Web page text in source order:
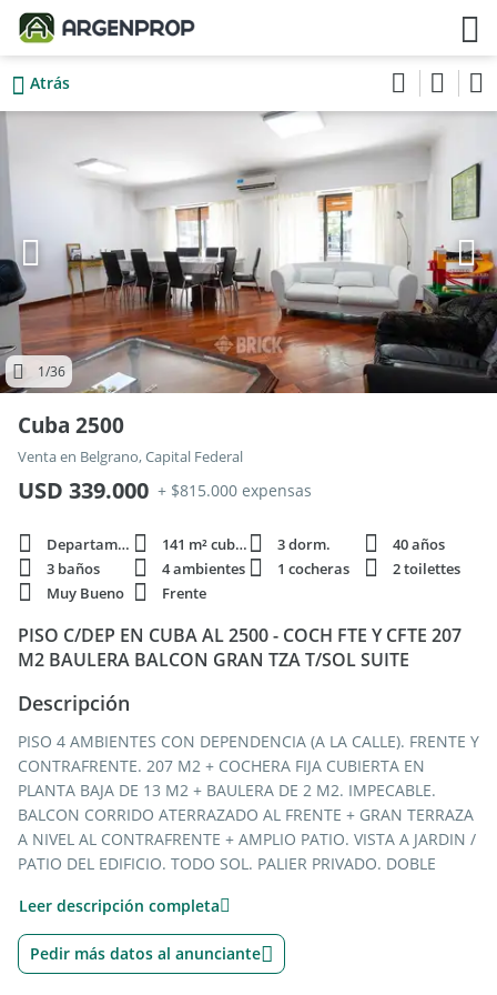
Atrás
1/36
Cuba 2500
Venta en Belgrano, Capital Federal
USD 339.000 + $815.000 expensas
Departamento 141 m² cubie. 3 dorm.
40 años
3 baños
4 ambientes 1 cocheras
2 toilettes
Muy Bueno
Frente
PISO C/DEP EN CUBA AL 2500 - COCH FTE Y CFTE 207
M2 BAULERA BALCON GRAN TZA T/SOL SUITE
Descripción
PISO 4 AMBIENTES CON DEPENDENCIA (A LA CALLE). FRENTE Y
CONTRAFRENTE. 207 M2 + COCHERA FIJA CUBIERTA EN
PLANTA BAJA DE 13 M2 + BAULERA DE 2 M2. IMPECABLE.
BALCON CORRIDO ATERRAZADO AL FRENTE + GRAN TERRAZA
A NIVEL AL CONTRAFRENTE + AMPLIO PATIO. VISTA A JARDIN /
PATIO DEL EDIFICIO. TODO SOL. PALIER PRIVADO. DOBLE
EN "L". SUITE CON VESTIDOR + BAñO COMPLETO + TOILETTE.
GRAN COCINA COMEDOR. 3 PLACARDS. CALEFACCION
CENTRAL. AGUA CALIENTE INDIVIDUAL. LAVADERO
Leer descripción completa
Pedir más datos al anunciante